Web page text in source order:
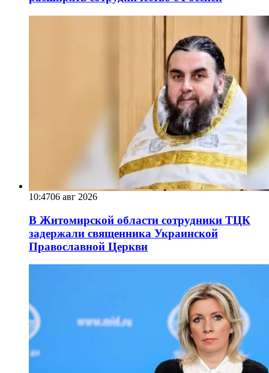
10:4706 авг 2026
В Житомирской области сотрудники ТЦК
задержали священника Украинской
Православной Церкви